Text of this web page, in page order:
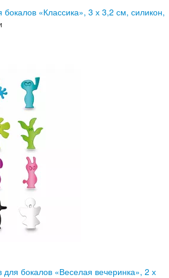
«Классика», 3 х 3,2 см, силикон,
бокалов «Веселая вечеринка», 2 х